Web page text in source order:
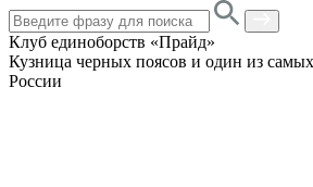
Клуб единоборств «Прайд»
Кузница черных поясов и один из
России